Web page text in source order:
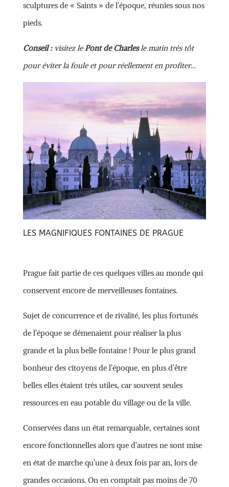
sculptures de « Saints » de l’époque, réunies sous nos
pieds.
Conseil :visitez lePont de Charlesle matin très tôt
pour éviter la foule et pour réellement en profiter…
LES MAGNIFIQUES FONTAINES DE PRAGUE
Prague fait partie de ces quelques villes au monde qui
conservent encore de merveilleuses fontaines.
Sujet de concurrence et de rivalité, les plus fortunés
de l’époque se démenaient pour réaliser la plus
grande et la plus belle fontaine ! Pour le plus grand
bonheur des citoyens de l’époque, en plus d’être
belles elles étaient très utiles, car souvent seules
ressources en eau potable du village ou de la ville.
Conservées dans un état remarquable, certaines sont
encore fonctionnelles alors que d’autres ne sont mise
en état de marche qu’une à deux fois par an, lors de
grandes occasions. On en comptait pas moins de 70